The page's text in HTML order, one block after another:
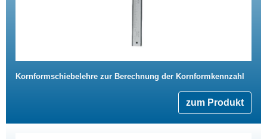
Kornformschiebelehre zur Berechnung der Kornformkennzahl
zum Produkt